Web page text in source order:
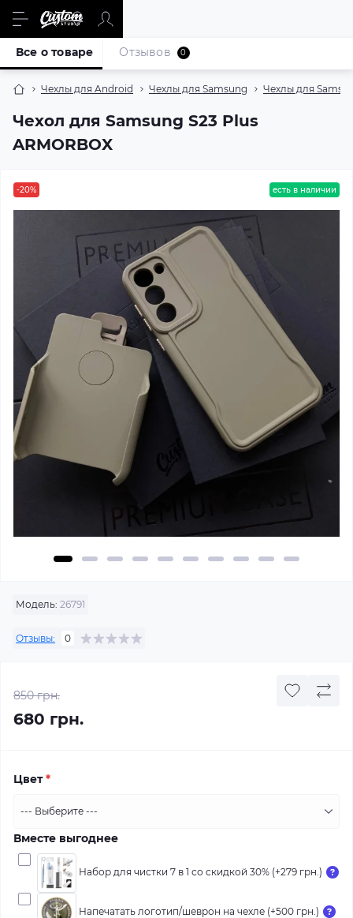
Чехлы для Android Чехлы для Samsung Чехлы для
Чехол для Samsung S23 Plus
ARMORBOX
Все о товаре Отзывов 0
-20% есть в наличии
Модель: 26791
Отзывы: 0
850 грн.
680 грн.
Цвет*
Вместе выгоднее
Набор для чистки 7 в 1 со скидкой 30% (+279 грн.)
Напечатать логотип/шеврон на чехле (+500 грн.)